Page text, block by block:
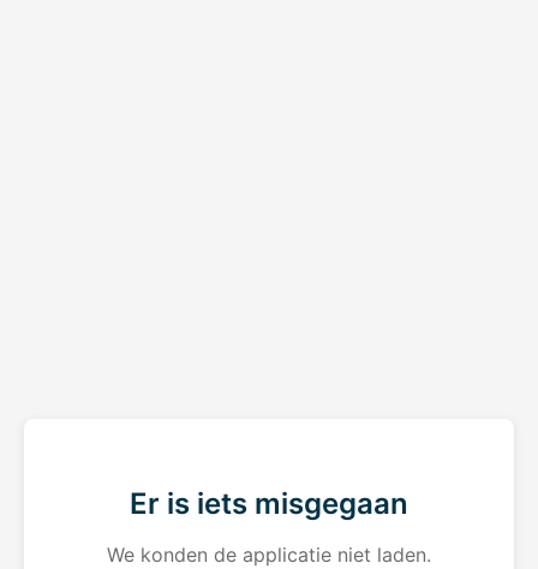
Er is iets misgegaan
We konden de applicatie niet laden.